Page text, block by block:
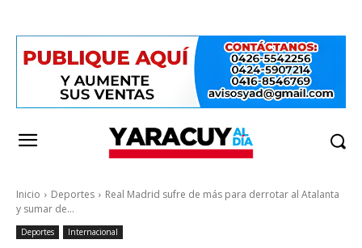
Inicio Deportes
Real Madrid sufre de más para derrotar al Atalanta
y sumar de...
Deportes Internacional